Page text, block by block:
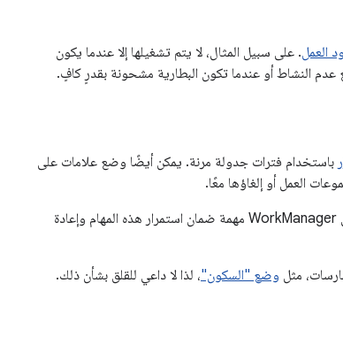
العمل. على سبيل المثال، لا يتم تشغيلها إلا عندما يكون
النشاط أو عندما تكون البطارية مشحونة بقدرٍ كافٍ.
باستخدام فترات جدولة مرنة. يمكن أيضًا وضع علامات على
العمل أو إلغاؤها معًا.
يتم تخزين المهام المجدوَلة في قاعدة بيانات SQLite مُدارة داخليًا، ويتولّى WorkManager مهمة ضمان استمرار هذه المهام وإعادة
وضع "السكون"، لذا لا داعي للقلق بشأن ذلك.